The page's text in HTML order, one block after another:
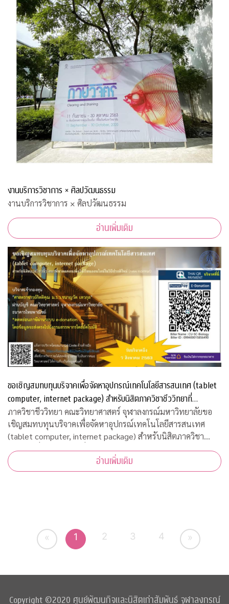
งานบริการวิชาการ × ศิลปวัฒนธรรม
งานบริการวิชาการ × ศิลปวัฒนธรรม
อ่านเพิ่มเติม
ขอเชิญสมทบทุนบริจาคเพื่อจัดหาอุปกรณ์เทคโนโลยีสารสนเทศ (tablet
computer, internet package) สำหรับนิสิตภาควิชาชีววิทยาที่
ขาดแคลน
ภาควิชาชีววิทยา คณะวิทยาศาสตร์ จุฬาลงกรณ์มหาวิทยาลัยขอ
เชิญสมทบทุนบริจาคเพื่อจัดหาอุปกรณ์เทคโนโลยีสารสนเทศ
(tablet computer, internet package) สำหรับนิสิตภาควิชา
ชีววิทยาที่ขาดแคลน เพื่อใช้เรียนออนไลน์ในวิถีปรกติใหม่ บริจาค
เข้ากองทุน "
อ่านเพิ่มเติม
« 1 2 3 4 »
Copyright ©2020 ศูนย์พัฒนกิจและนิสิตเก่าสัมพันธ์ จุฬาลงกรณ์